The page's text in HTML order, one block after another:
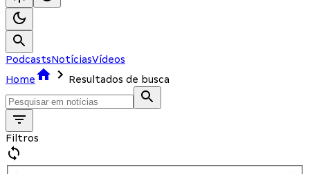
PodcastsNotíciasVídeos
Home
Resultados de busca
Filtros